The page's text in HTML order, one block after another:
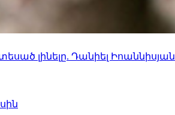
լինելը. Դանիել Իոաննիսյան